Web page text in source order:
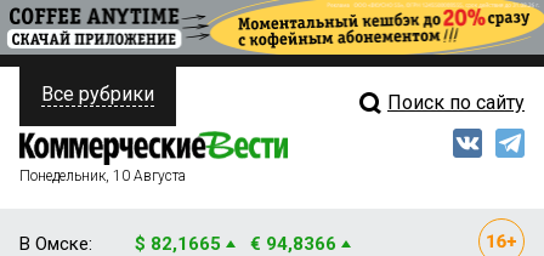
ПОЛИТИКА
ФИНАНСЫ
Свежий выпуск
Все рубрики Поиск по сайту
Понедельник, 10 Августа
В Омске: $ 82,1665 € 94,8366